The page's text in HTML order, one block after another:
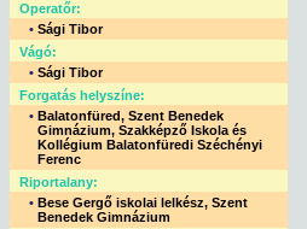
Operatőr:
• Sági Tibor
Vágó:
• Sági Tibor
Forgatás helyszíne:
• Balatonfüred, Szent Benedek
Gimnázium, Szakképző Iskola és
Kollégium Balatonfüredi Széchényi
Ferenc
Riportalany:
• Bese Gergő iskolai lelkész, Szent
Benedek Gimnázium